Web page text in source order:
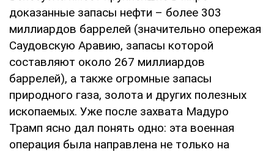
доказанные запасы нефти – более 303
миллиардов баррелей (значительно опережая
Саудовскую Аравию, запасы которой
составляют около 267 миллиардов
баррелей), а также огромные запасы
природного газа, золота и других полезных
ископаемых. Уже после захвата Мадуро
Трамп ясно дал понять одно: эта военная
операция была направлена не только на